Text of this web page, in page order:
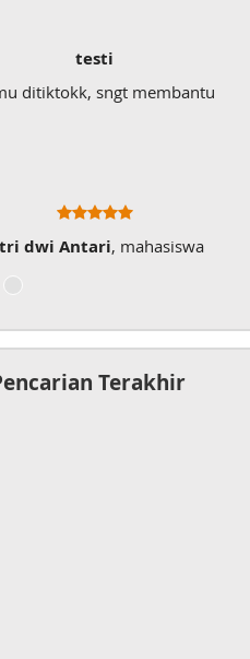
testi
ditiktokk, sngt membantu
dwi Antari, mahasiswa
Terakhir